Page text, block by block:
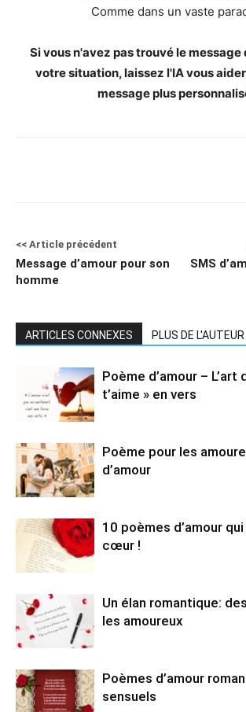
Comme dans un vaste
Si vous n'avez pas trouvé le message
votre situation, laissez l'IA vous
message plus
<< Article précédent
Message d’amour pour son
homme
SMS
ARTICLES CONNEXES PLUS DE L'AUTEUR
Poème d’amour – L’art
t’aime » en vers
Poème pour les
d’amour
10 poèmes d’amour
cœur !
Un élan romantique:
les amoureux
Poèmes d’amour
sensuels